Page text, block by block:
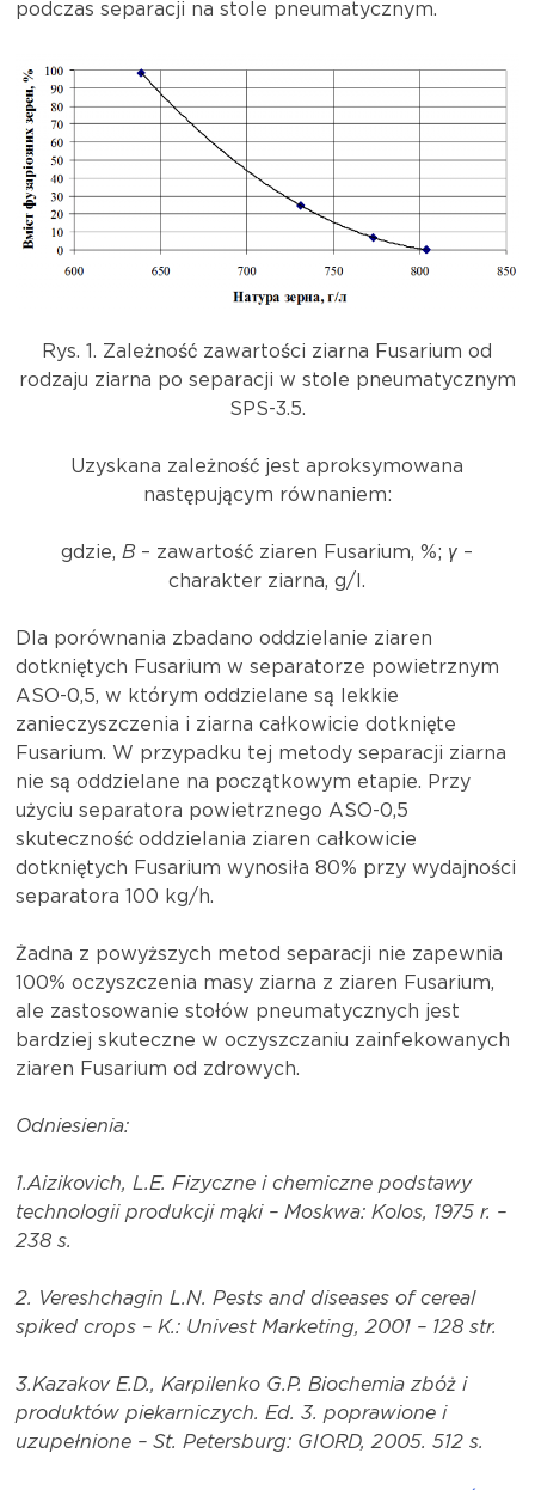
podczas separacji na stole pneumatycznym.
Rys. 1. Zależność zawartości ziarna Fusarium od
rodzaju ziarna po separacji w stole pneumatycznym
SPS-3.5.
Uzyskana zależność jest aproksymowana
następującym równaniem:
gdzie,В – zawartość ziaren Fusarium, %; γ –
charakter ziarna, g/l.
Dla porównania zbadano oddzielanie ziaren
dotkniętych Fusarium w separatorze powietrznym
ASO-0,5, w którym oddzielane są lekkie
zanieczyszczenia i ziarna całkowicie dotknięte
Fusarium. W przypadku tej metody separacji ziarna
nie są oddzielane na początkowym etapie. Przy
użyciu separatora powietrznego ASO-0,5
skuteczność oddzielania ziaren całkowicie
dotkniętych Fusarium wynosiła 80% przy wydajności
separatora 100 kg/h.
Żadna z powyższych metod separacji nie zapewnia
100% oczyszczenia masy ziarna z ziaren Fusarium,
ale zastosowanie stołów pneumatycznych jest
bardziej skuteczne w oczyszczaniu zainfekowanych
ziaren Fusarium od zdrowych.
Odniesienia:
1.Aizikovich, L.E. Fizyczne i chemiczne podstawy
technologii produkcji mąki – Moskwa: Kolos, 1975 r. –
238 s.
2. Vereshchagin L.N. Pests and diseases of cereal
spiked crops – K.: Univest Marketing, 2001 – 128 str.
3.Kazakov E.D., Karpilenko G.P. Biochemia zbóż i
produktów piekarniczych. Ed. 3. poprawione i
uzupełnione – St. Petersburg: GIORD, 2005. 512 s.